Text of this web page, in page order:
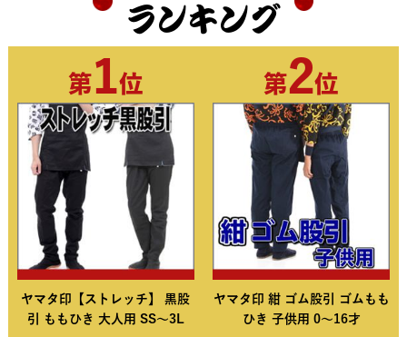
ランキング
第1位
ヤマタ印【ストレッチ】 黒股
引 ももひき 大人用 SS～3L
第2位
ヤマタ印 紺 ゴム股引 ゴムもも
ひき 子供用 0～16才